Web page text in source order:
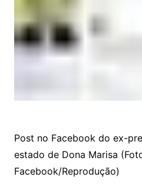
Post no Facebook do ex-
estado de Dona Marisa
Facebook/Reprodução)